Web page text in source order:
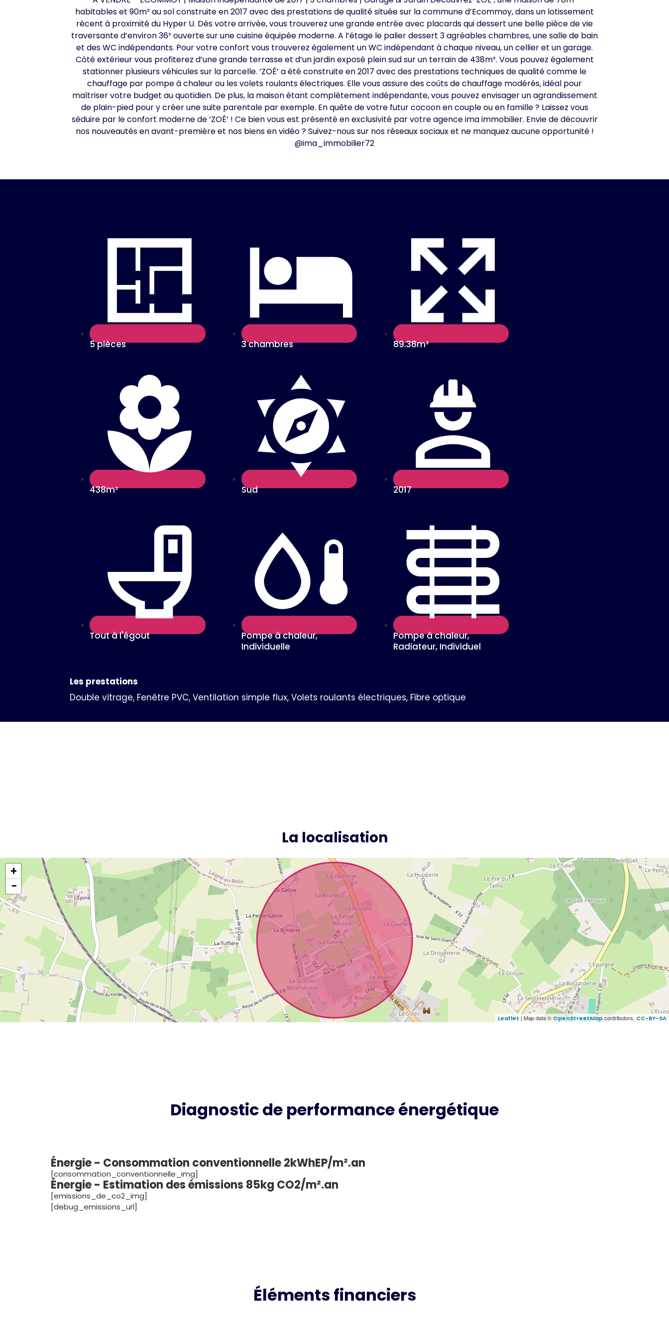
habitables et 90m² au sol construite en 2017 avec des prestations de qualité située sur la commune d’Ecommoy, dans un lotissement
récent à proximité du Hyper U. Dès votre arrivée, vous trouverez une grande entrée avec placards qui dessert une belle pièce de vie
traversante d’environ 36² ouverte sur une cuisine équipée moderne. A l’étage le palier dessert 3 agréables chambres, une salle de bain
et des WC indépendants. Pour votre confort vous trouverez également un WC indépendant à chaque niveau, un cellier et un garage.
Côté extérieur vous profiterez d’une grande terrasse et d’un jardin exposé plein sud sur un terrain de 438m². Vous pouvez également
stationner plusieurs véhicules sur la parcelle. ‘ZOÉ’ a été construite en 2017 avec des prestations techniques de qualité comme le
chauffage par pompe à chaleur ou les volets roulants électriques. Elle vous assure des coûts de chauffage modérés, idéal pour
maîtriser votre budget au quotidien. De plus, la maison étant complètement indépendante, vous pouvez envisager un agrandissement
de plain-pied pour y créer une suite parentale par exemple. En quête de votre futur cocoon en couple ou en famille ? Laissez vous
séduire par le confort moderne de ‘ZOÉ’ ! Ce bien vous est présenté en exclusivité par votre agence ima immobilier. Envie de découvrir
nos nouveautés en avant-première et nos biens en vidéo ? Suivez-nous sur nos réseaux sociaux et ne manquez aucune opportunité !
@ima_immobilier72
5 pièces 3 chambres 89.38m²
438m² Sud 2017
Tout à l'égout
Pompe à chaleur,
Individuelle
Pompe à chaleur,
Radiateur, Individuel
Les prestations
Double vitrage, Fenêtre PVC, Ventilation simple flux, Volets roulants électriques, Fibre optique
La localisation
+
−
Leaflet| Map data © OpenStreetMapcontributors, CC-BY-SA
Diagnostic de performance énergétique
Énergie - Consommation conventionnelle 2kWhEP/m².an
[consommation_conventionnelle_img]
Énergie - Estimation des émissions 85kg CO2/m².an
[emissions_de_co2_img]
[debug_emissions_url]
Éléments financiers